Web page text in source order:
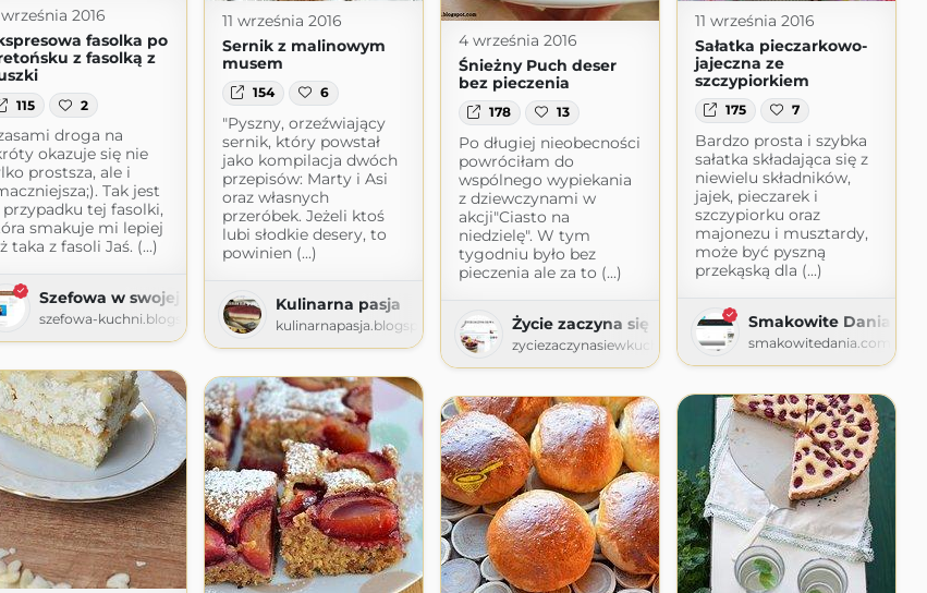
września 2016
fasolka po
z fasolką z
115 2
droga na
okazuje się nie
prostsza, ale i
Tak jest
tej fasolki,
smakuje mi lepiej
taka z fasoli Jaś. (...)
Szefowa w swojej kuchni
szefowa-kuchni.blogspot.com
11 września 2016
Sernik z malinowym
musem
154 6
"Pyszny, orzeźwiający
sernik, który powstał
jako kompilacja dwóch
przepisów: Marty i Asi
oraz własnych
przeróbek. Jeżeli ktoś
lubi słodkie desery, to
powinien (...)
Kulinarna pasja
kulinarnapasja.blogspot.com
11 września 2016
Sałatka pieczarkowo-
jajeczna ze
szczypiorkiem
175 7
Bardzo prosta i szybka
sałatka składająca się z
niewielu składników,
jajek, pieczarek i
szczypiorku oraz
majonezu i musztardy,
może być pyszną
przekąską dla (...)
Smakowite Dania
smakowitedania.com
4 września 2016
Śnieżny Puch deser
bez pieczenia
178 13
Po długiej nieobecności
powróciłam do
wspólnego wypiekania
z dziewczynami w
akcji"Ciasto na
niedzielę". W tym
tygodniu było bez
pieczenia ale za to (...)
Życie zaczyna się w kuchni
zyciezaczynasiewkuchni.blogspot.com